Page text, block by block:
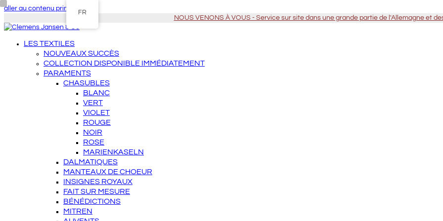
aller au contenu principal
NOUS VENONS À VOUS - Service sur site dans une grande partie de l'Allemagne et
LES TEXTILES
NOUVEAUX SUCCÈS
COLLECTION DISPONIBLE IMMÉDIATEMENT
PARAMENTS
CHASUBLES
BLANC
VERT
VIOLET
ROUGE
NOIR
ROSE
MARIENKASELN
DALMATIQUES
MANTEAUX DE CHOEUR
INSIGNES ROYAUX
FAIT SUR MESURE
BÉNÉDICTIONS
MITREN
FR